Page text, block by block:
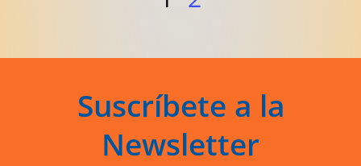
Suscríbete a la
Newsletter